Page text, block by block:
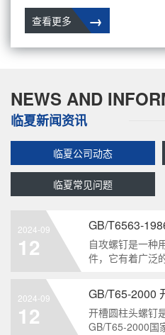
→
查看更多
NEWS AND
临夏新闻资讯
临夏公司动态
临夏常见问题
2024-09
12
GB/T6563-
自攻螺钉是一种
件，它有着广泛
标准。本文将深
及制造要求等相
解。1. 六角头自
2024-09
12
开槽圆柱头螺钉
GB/T65-2000国